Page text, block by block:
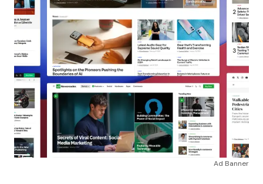
Ad Banner